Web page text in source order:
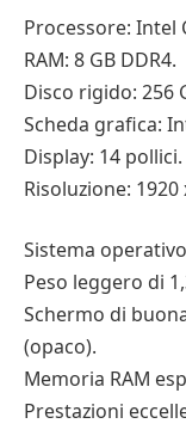
Processore: Intel
RAM: 8 GB DDR4.
Disco rigido: 256
Scheda grafica:
Display: 14 pollici.
Risoluzione: 1920
Sistema
Peso leggero di
Schermo di
(opaco).
Memoria RAM
Prestazioni